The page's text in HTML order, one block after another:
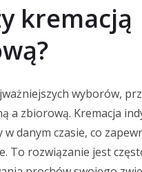
kremacją
wyborów,
a zbiorową. Kremacja
danym czasie, co
To rozwiązanie jest